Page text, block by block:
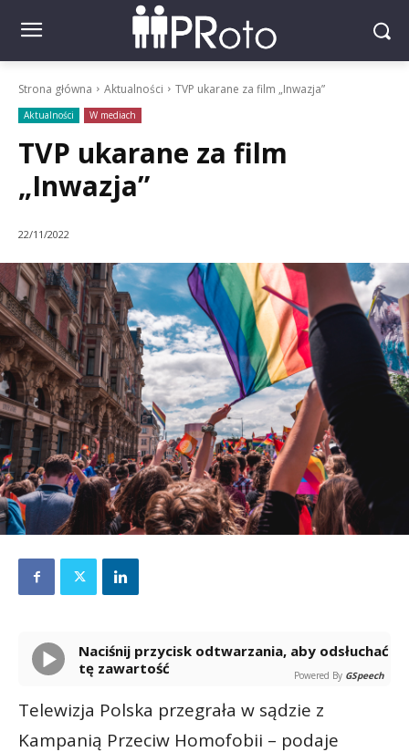
Strona główna Aktualności TVP ukarane za film „Inwazja”
Aktualności W mediach
TVP ukarane za film
„Inwazja”
22/11/2022
Naciśnij przycisk odtwarzania, aby odsłuchać
tę zawartość
Powered By GSpeech
Telewizja Polska przegrała w sądzie z
Kampanią Przeciw Homofobii – podaje